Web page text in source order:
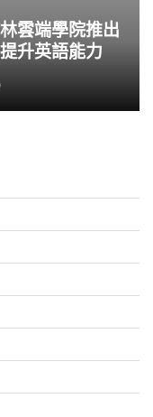
雲端學院推出
升英語能力